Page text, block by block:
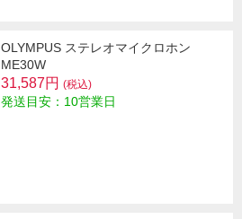
OLYMPUS ステレオマイクロホン
ME30W
31,587円 (税込)
発送目安：10営業日